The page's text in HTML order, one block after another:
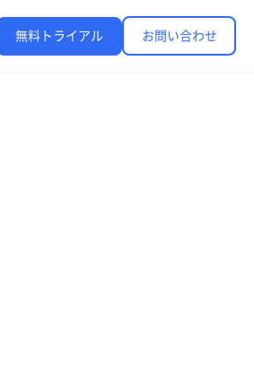
無料トライアル お問い合わせ